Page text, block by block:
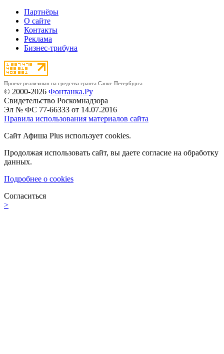
Партнёры
О сайте
Контакты
Реклама
Бизнес-трибуна
Проект реализован на средства гранта Санкт-Петербурга
© 2000-2026 Фонтанка.Ру
Свидетельство Роскомнадзора
Эл № ФС 77-66333 от 14.07.2016
Правила использования материалов сайта
Сайт Афиша Plus использует cookies.
Продолжая использовать сайт, вы даете согласие на обработку
данных.
Подробнее о cookies
Согласиться
>